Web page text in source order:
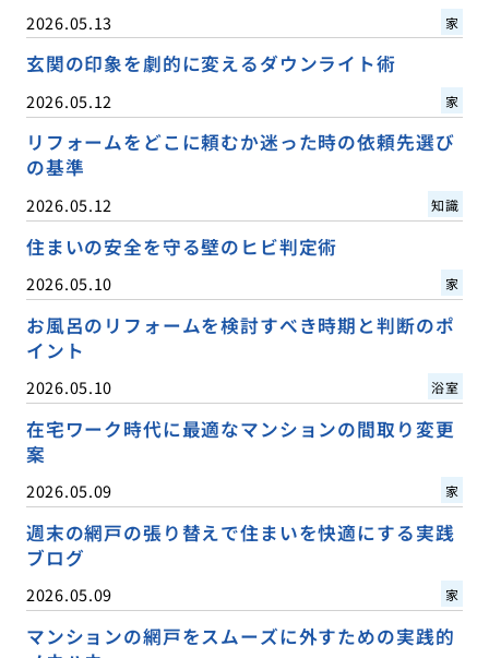
2026.05.13 家
玄関の印象を劇的に変えるダウンライト術
2026.05.12 家
リフォームをどこに頼むか迷った時の依頼先選び
の基準
2026.05.12 知識
住まいの安全を守る壁のヒビ判定術
2026.05.10 家
お風呂のリフォームを検討すべき時期と判断のポ
イント
2026.05.10 浴室
在宅ワーク時代に最適なマンションの間取り変更
案
2026.05.09 家
週末の網戸の張り替えで住まいを快適にする実践
ブログ
2026.05.09 家
マンションの網戸をスムーズに外すための実践的